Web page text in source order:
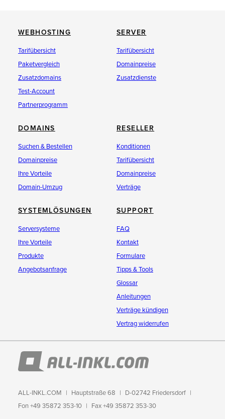
WEBHOSTING
Tarifübersicht
Paketvergleich
Zusatzdomains
Test-Account
Partnerprogramm
SERVER
Tarifübersicht
Domainpreise
Zusatzdienste
DOMAINS
Suchen & Bestellen
Domainpreise
Ihre Vorteile
Domain-Umzug
RESELLER
Konditionen
Tarifübersicht
Domainpreise
Verträge
SYSTEMLÖSUNGEN
Serversysteme
Ihre Vorteile
Produkte
Angebotsanfrage
SUPPORT
FAQ
Kontakt
Formulare
Tipps & Tools
Glossar
Anleitungen
Verträge kündigen
Vertrag widerrufen
ALL-INKL.COM Hauptstraße 68
D-02742 Friedersdorf
Fon +49 35872 353-10
Fax +49 35872 353-30